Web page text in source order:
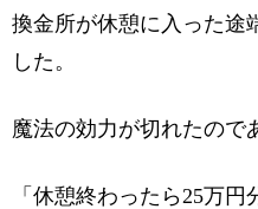
換金所が休憩に入った途
した。
魔法の効力が切れたので
「休憩終わったら25万円